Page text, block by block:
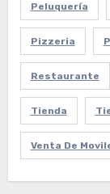
Peluquería
Pizzeria
Restaurante
Tienda
Venta De